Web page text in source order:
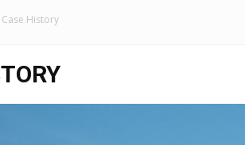
Case History